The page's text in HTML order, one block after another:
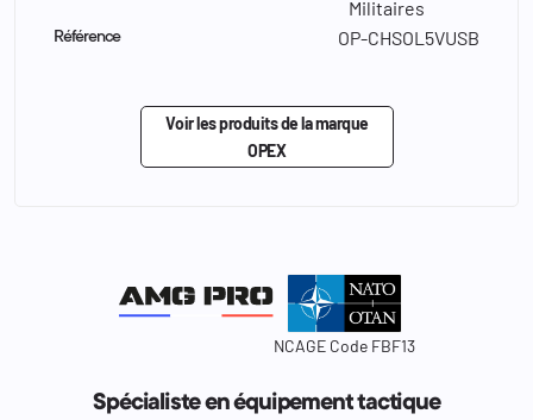
Militaires
Référence OP-CHSOL5VUSB
Voir les produits de la marque
OPEX
NCAGE Code FBF13
Spécialiste en équipement tactique